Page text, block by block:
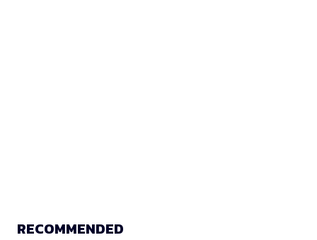
RECOMMENDED